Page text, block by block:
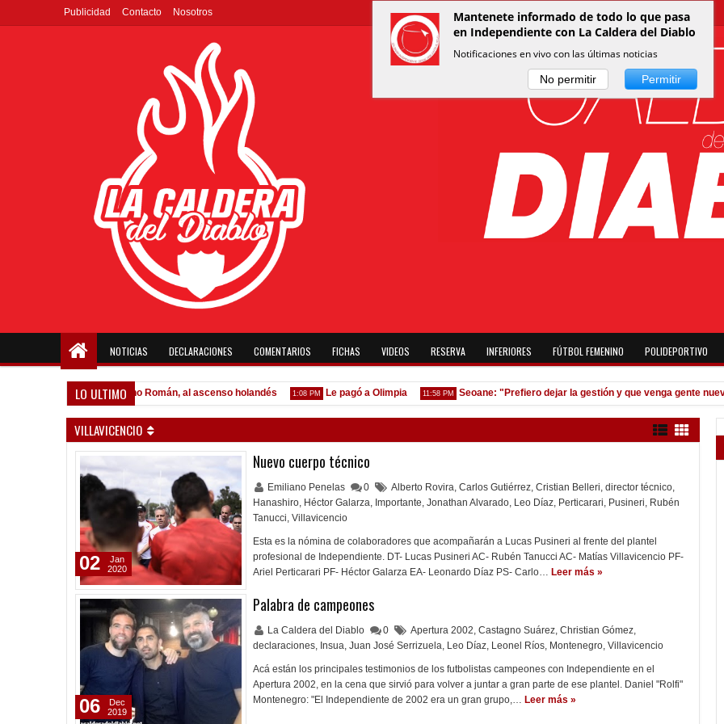
Publicidad Contacto Nosotros
NOTICIAS DECLARACIONES COMENTARIOS FICHAS VIDEOS RESERVA INFERIORES FÚTBOL FEMENINO POLIDEPORTIVO
LO ULTIMO
1:14 PM Pocho Román, al ascenso holandés 1:08 PM Le pagó a Olimpia 11:58 PM Seoane: "Prefiero dejar la gestión y que venga gente nueva"
VILLAVICENCIO
Nuevo cuerpo técnico
Emiliano Penelas 0 Alberto Rovira, Carlos Gutiérrez, Cristian Belleri, director técnico,
Hanashiro, Héctor Galarza, Importante, Jonathan Alvarado, Leo Díaz, Perticarari, Pusineri, Rubén
Tanucci, Villavicencio
Esta es la nómina de colaboradores que acompañarán a Lucas Pusineri al frente del plantel
profesional de Independiente. DT- Lucas Pusineri AC- Rubén Tanucci AC- Matías Villavicencio PF-
Ariel Perticarari PF- Héctor Galarza EA- Leonardo Díaz PS- Carlo… Leer más »
02
Jan
2020
Palabra de campeones
La Caldera del Diablo 0 Apertura 2002, Castagno Suárez, Christian Gómez,
declaraciones, Insua, Juan José Serrizuela, Leo Díaz, Leonel Ríos, Montenegro, Villavicencio
Acá están los principales testimonios de los futbolistas campeones con Independiente en el
Apertura 2002, en la cena que sirvió para volver a juntar a gran parte de ese plantel. Daniel "Rolfi"
Montenegro: "El Independiente de 2002 era un gran grupo,… Leer más »
06
Dec
2019
Mantenete informado de todo lo que pasa
en Independiente con La Caldera del Diablo
Notificaciones en vivo con las últimas noticias
No permitir Permitir